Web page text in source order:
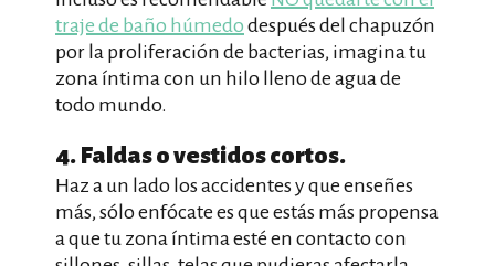
traje de baño húmedo después del chapuzón
por la proliferación de bacterias, imagina tu
zona íntima con un hilo lleno de agua de
todo mundo.
4. Faldas o vestidos cortos.
Haz a un lado los accidentes y que enseñes
más, sólo enfócate es que estás más propensa
a que tu zona íntima esté en contacto con